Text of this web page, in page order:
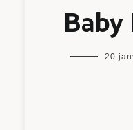
maman
20